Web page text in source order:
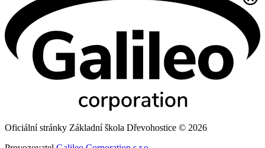
Oficiální stránky Základní škola Dřevohostice © 2026